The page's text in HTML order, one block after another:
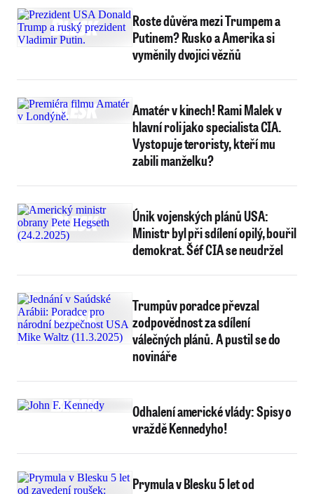
Roste důvěra mezi Trumpem a
Putinem? Rusko a Amerika si
vyměnily dvojici vězňů
Amatér v kinech! Rami Malek v
hlavní roli jako specialista CIA.
Vystopuje teroristy, kteří mu
zabili manželku?
Únik vojenských plánů USA:
Ministr byl při sdílení opilý, bouřil
demokrat. Šéf CIA se neudržel
Trumpův poradce převzal
zodpovědnost za sdílení
válečných plánů. A pustil se do
novináře
Odhalení americké vlády: Spisy o
vraždě Kennedyho!
Prymula v Blesku 5 let od